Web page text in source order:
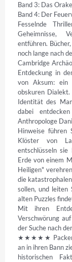
Band 3: Das
Band 4: Der
Fesselnde
Geheimnisse,
entführen.
noch lange nach
Cambridge
Entdeckung in
von Aksum: ein
obskuren
Identität des
dabei
Anthropologe
Hinweise führen
Klöster von
entschlüsseln
Erde von einem
Heiligen"
die
sollen, und leiten
alten Puzzles
Mit ihren
Verschwörung
der Suche nach
★★★★★
an in ihren Bann
historischen